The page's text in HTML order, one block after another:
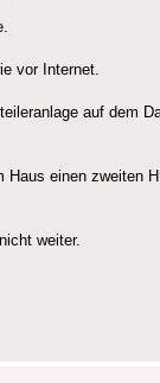
vor Internet.
auf dem
einen zweiten
weiter.